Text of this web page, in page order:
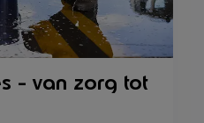
- van zorg tot